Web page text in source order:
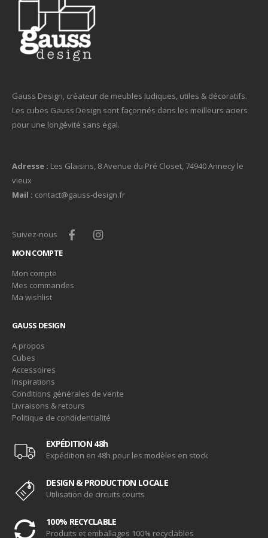
Gauss Design, créateur de meubles ludiques, utiles & décoratifs.
Les cubes Gauss Design sont façonnés dans les meilleurs aciers
pour une longévité sans égal.
Adresse : Les Glaisins, 8 Avenue du Pré Closet, 74940 Annecy le
vieux
Mail : contact@gauss-design.fr
Suivez-nous
MON COMPTE
Mon compte
Mes commandes
Ma wishlist
GAUSS DESIGN
A propos
Cubes
Accessoires
Inspirations
Conditions générales de vente
Livraisons & retours
Politique de condidentialité
EXPÉDITION 48h
Expédition en 48h pour les modèles en stock
DESIGN & PRODUCTION LOCALE
Utilisation de circuits courts
100% RECYCLABLE
Produits et emballages 100% recyclables